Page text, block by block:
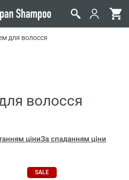
для волосся
волосся
ціниЗа спаданням ціни
SALE